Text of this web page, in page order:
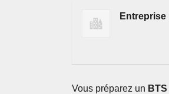
Entreprise
Vous préparez un